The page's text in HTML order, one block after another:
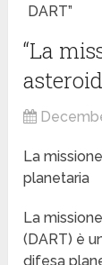
DART”
“La
La
planetaria
La
(DART) è
difesa